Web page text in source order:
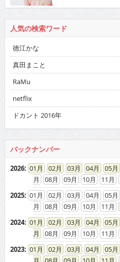
人気の検索ワード
徳江かな
真田まこと
RaMu
netflix
ドカント 2016年
バックナンバー
2026: 01 02 03 04 05
08
09 10 11
2025: 01 02 03 04 05
08
09 10 11
2024: 01 02 03 04 05
08
09 10 11
2023: 01 02 03 04 05